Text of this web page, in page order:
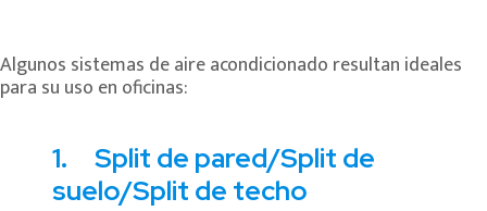
Algunos sistemas de aire acondicionado resultan ideales
para su uso en oficinas:
1. Split de pared/Split de
suelo/Split de techo